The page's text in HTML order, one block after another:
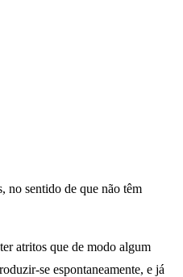
no sentido de que não têm
atritos que de modo algum
se espontaneamente, e já